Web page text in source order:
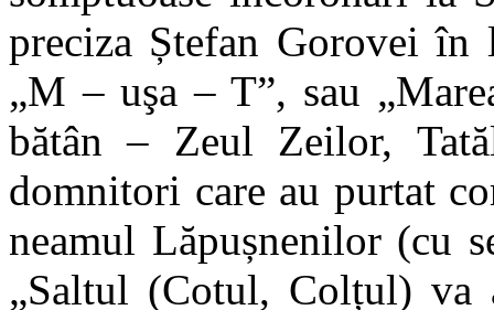
preciza Ștefan Gorovei în
„M – uşa – T”, sau
bătân – Zeul Zeilor,
domnitori care au purtat
neamul Lăpușnenilor (cu
„Saltul (Cotul, Colțul) va